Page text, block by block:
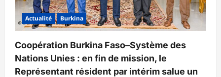
Actualité Burkina
Coopération Burkina Faso–Système des
Nations Unies : en fin de mission, le
Représentant résident par intérim salue un